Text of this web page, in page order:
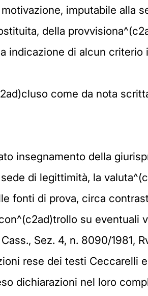
imputabile alla
della
indicazione di alcun criterio
come da nota
insegnamento della
di legittimità, la
fonti di prova, circa
su eventuali
Sez. 4, n. 8090/1981,
rese dei testi Ceccarelli
dichiarazioni nel loro